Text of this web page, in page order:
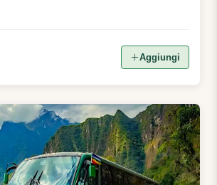
Aggiungi